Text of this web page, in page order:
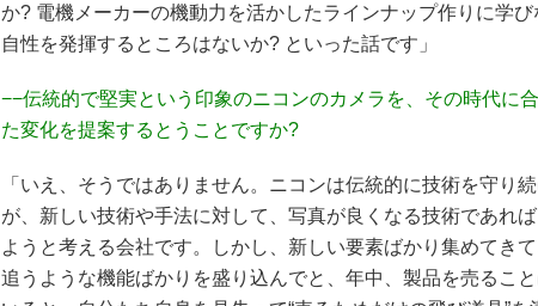
か? 電機メーカーの機動力を活かしたラインナップ作りに学
自性を発揮するところはないか? といった話です」
−−伝統的で堅実という印象のニコンのカメラを、その時代に
た変化を提案するとうことですか?
「いえ、そうではありません。ニコンは伝統的に技術を守り
が、新しい技術や手法に対して、写真が良くなる技術であれ
ようと考える会社です。しかし、新しい要素ばかり集めてき
追うような機能ばかりを盛り込んでと、年中、製品を売るこ